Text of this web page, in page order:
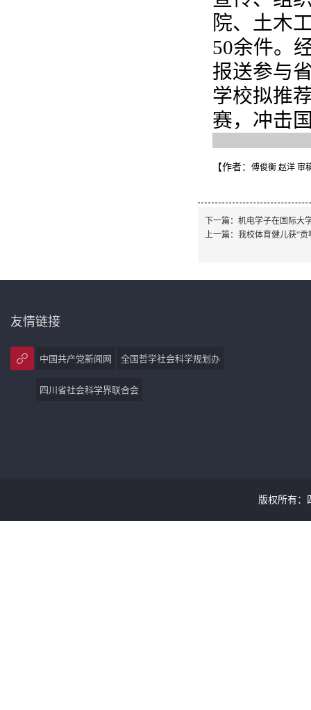
院、土木
50余件。
报送参与
学校拟推
赛，冲击
【作者： 傅俊衡 赵洋 审
下一篇： 机电学子在国际大
上一篇： 我校体育健儿获“
友情链接
中国共产党新闻网 全国哲学社会科学规划办
四川省社会科学界联合会
版权所有：